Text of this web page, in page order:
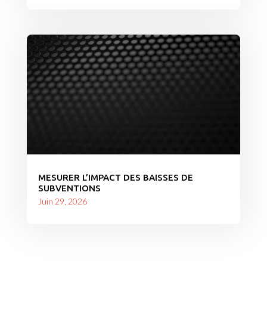
MESURER L’IMPACT DES BAISSES DE
SUBVENTIONS
Juin 29, 2026